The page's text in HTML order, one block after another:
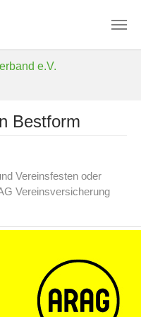
e.V.
Bestform
Vereinsfesten oder
Vereinsversicherung